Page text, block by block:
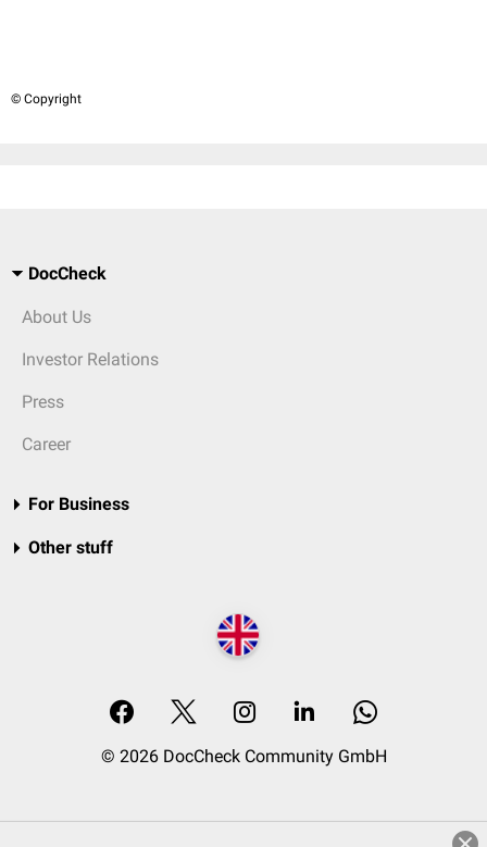
© Copyright
DocCheck
About Us
Investor Relations
Press
Career
For Business
Other stuff
© 2026 DocCheck Community GmbH